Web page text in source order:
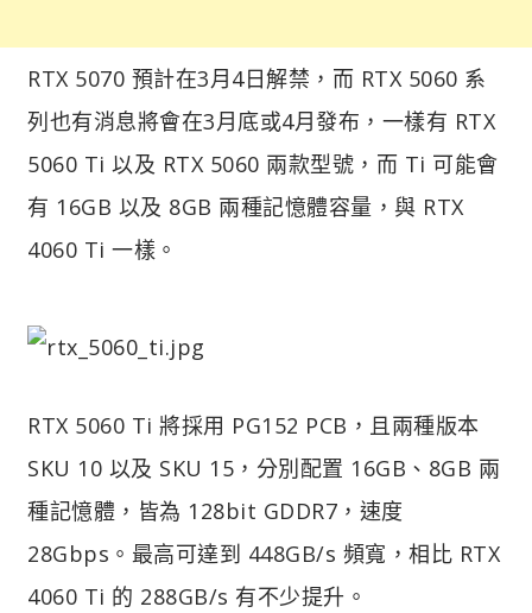
RTX 5070 預計在3月4日解禁，而 RTX 5060 系
列也有消息將會在3月底或4月發布，一樣有 RTX
5060 Ti 以及 RTX 5060 兩款型號，而 Ti 可能會
有 16GB 以及 8GB 兩種記憶體容量，與 RTX
4060 Ti 一樣。
RTX 5060 Ti 將採用 PG152 PCB，且兩種版本
SKU 10 以及 SKU 15，分別配置 16GB、8GB 兩
種記憶體，皆為 128bit GDDR7，速度
28Gbps。最高可達到 448GB/s 頻寬，相比 RTX
4060 Ti 的 288GB/s 有不少提升。